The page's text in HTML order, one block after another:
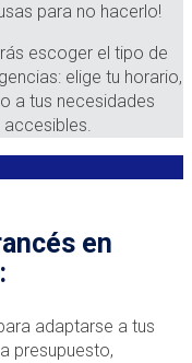
para no hacerlo!
escoger el tipo de
elige tu horario,
a tus necesidades
en
adaptarse a tus
presupuesto,